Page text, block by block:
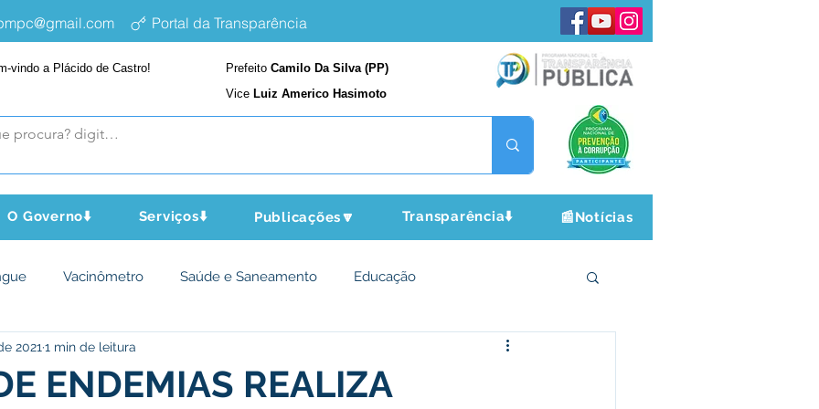
Portal da Transparência
vindo a Plácido de Castro! Prefeito Camilo Da Silva (PP)
Vice Luiz Americo Hasimoto
O Governo⬇️ Serviços⬇️ Publicações🔽 Transparência⬇️ 📰Notícias
Vacinômetro Saúde e Saneamento Educação
e Meio Ambiente
ENDEMIAS REALIZA
2021 1 min de leitura